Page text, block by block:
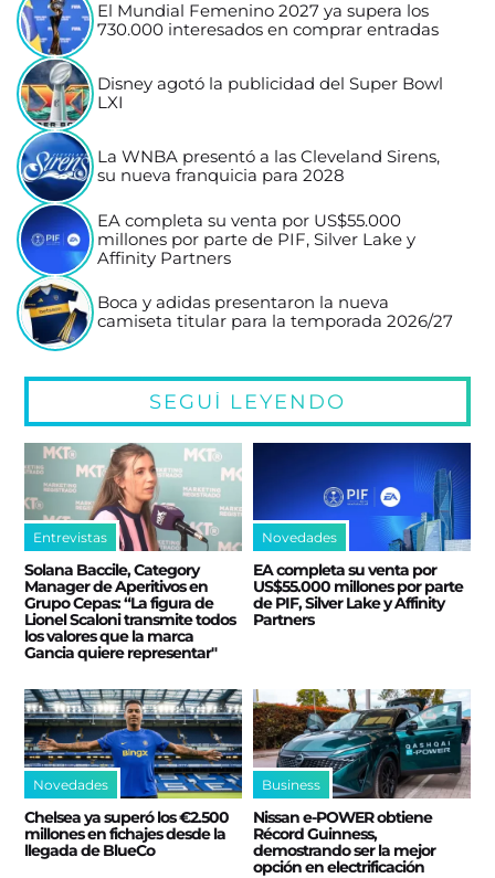
El Mundial Femenino 2027 ya supera los
730.000 interesados en comprar entradas
Disney agotó la publicidad del Super Bowl
LXI
La WNBA presentó a las Cleveland Sirens,
su nueva franquicia para 2028
EA completa su venta por US$55.000
millones por parte de PIF, Silver Lake y
Affinity Partners
Boca y adidas presentaron la nueva
camiseta titular para la temporada 2026/27
SEGUÍ LEYENDO
Entrevistas
Solana Baccile, Category
Manager de Aperitivos en
Grupo Cepas: “La figura de
Lionel Scaloni transmite todos
los valores que la marca
Gancia quiere representar"
Novedades
EA completa su venta por
US$55.000 millones por parte
de PIF, Silver Lake y Affinity
Partners
Novedades
Chelsea ya superó los €2.500
millones en fichajes desde la
llegada de BlueCo
Business
Nissan e‑POWER obtiene
Récord Guinness,
demostrando ser la mejor
opción en electrificación